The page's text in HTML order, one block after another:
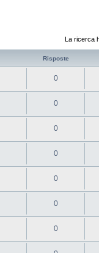
La ricerca
Risposte
0
0
0
0
0
0
0